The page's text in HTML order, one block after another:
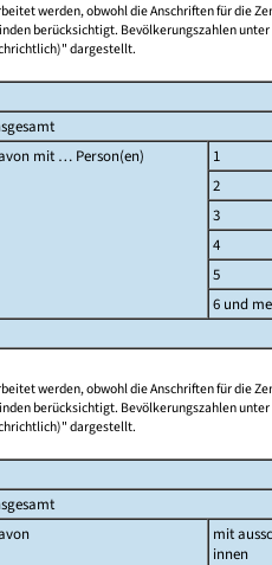
werden, obwohl die Anschriften für die
berücksichtigt. Bevölkerungszahlen
dargestellt.
mit … Person(en)
1
2
3
4
5
6 und
werden, obwohl die Anschriften für die
berücksichtigt. Bevölkerungszahlen
dargestellt.
mit
innen